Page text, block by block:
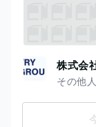
株式会
その他